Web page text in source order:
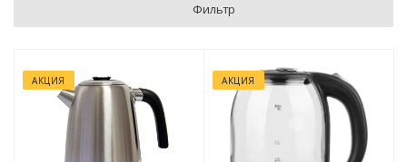
Фильтр
АКЦИЯ АКЦИЯ